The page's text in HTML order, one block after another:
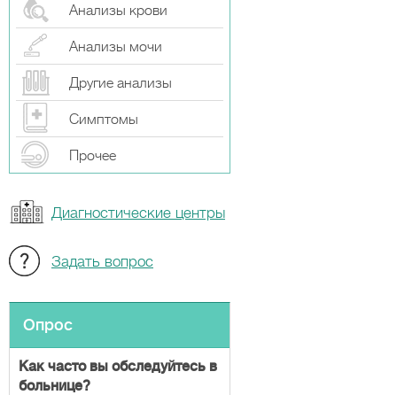
Анализы крови
Анализы мочи
Другие анализы
Симптомы
Прочeе
Диагностические центры
Задать вопрос
Опрос
Как часто вы обследуйтесь в
больнице?